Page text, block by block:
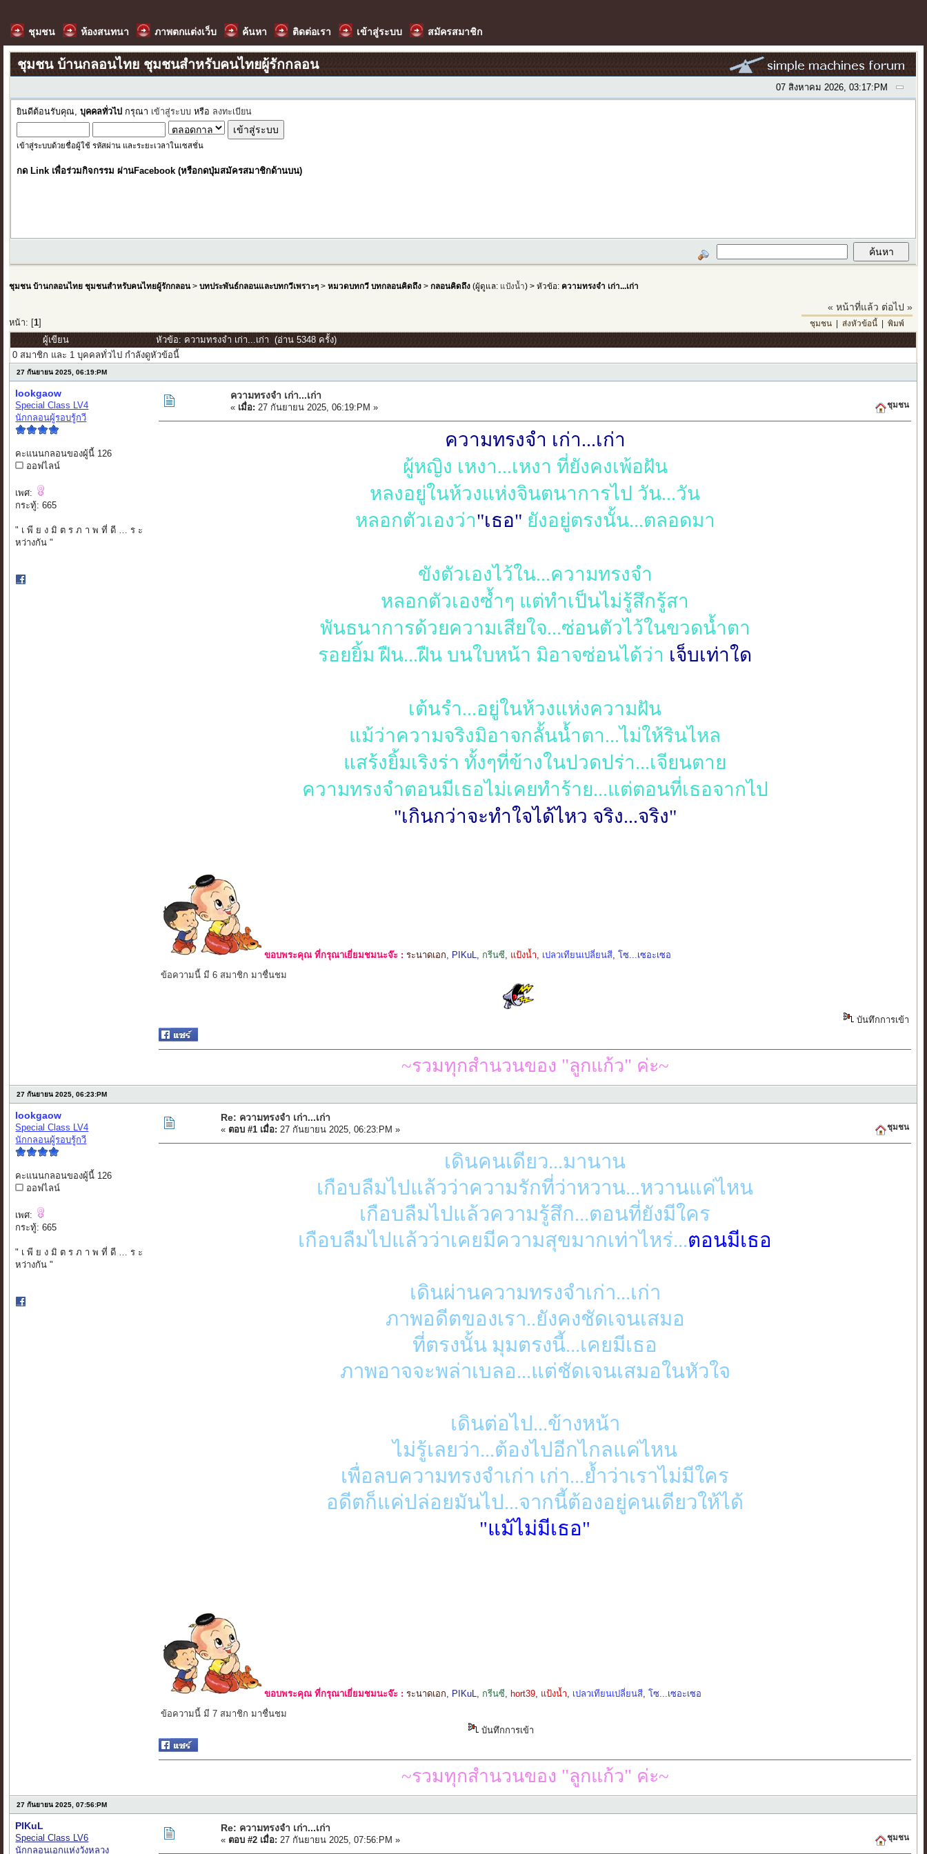
ชุมชน ห้องสนทนา ภาพตกแต่งเว็บ ค้นหา ติดต่อเรา เข้าสู่ระบบ สมัครสมาชิก
ชุมชน บ้านกลอนไทย ชุมชนสำหรับคนไทยผู้รักกลอน
07 สิงหาคม 2026, 03:17:PM
ยินดีต้อนรับคุณ,บุคคลทั่วไป กรุณา เข้าสู่ระบบ หรือ ลงทะเบียน
เข้าสู่ระบบด้วยชื่อผู้ใช้ รหัสผ่าน และระยะเวลาในเซสชั่น
กด Link เพื่อร่วมกิจกรรม ผ่านFacebook (หรือกดปุ่มสมัครสมาชิกด้านบน)
ชุมชน บ้านกลอนไทย ชุมชนสำหรับคนไทยผู้รักกลอน >บทประพันธ์กลอนและบทกวีเพราะๆ >หมวดบทกวี บทกลอนคิดถึง >กลอนคิดถึง (ผู้ดูแล: แป้งน้ำ) > หัวข้อ: ความทรงจำ เก่า...เก่า
หน้า: [1
« หน้าที่แล้ว ต่อไป »
ชุมชน| ส่งหัวข้อนี้| พิมพ์
ผู้เขียน
หัวข้อ: ความทรงจำ เก่า...เก่า (อ่าน 5348 ครั้ง)
0 สมาชิก และ 1 บุคคลทั่วไป กำลังดูหัวข้อนี้
27 กันยายน 2025, 06:19:PM
lookgaow
Special Class LV4
นักกลอนผู้รอบรู้กวี
คะแนนกลอนของผู้นี้ 126
ออฟไลน์
เพศ:
กระทู้: 665
" เ พี ย ง มิ ต ร ภ า พ ที่ ดี … ร ะ
หว่างกัน "
ความทรงจำ เก่า...เก่า
« เมื่อ: 27 กันยายน 2025, 06:19:PM » ชุมชน
ความทรงจำ เก่า...เก่า
ผู้หญิง เหงา...เหงา ที่ยังคงเพ้อฝัน
หลงอยู่ในห้วงแห่งจินตนาการไป วัน...วัน
หลอกตัวเองว่า"เธอ" ยังอยู่ตรงนั้น...ตลอดมา
ขังตัวเองไว้ใน...ความทรงจำ
หลอกตัวเองซ้ำๆ แต่ทำเป็นไม่รู้สึกรู้สา
พันธนาการด้วยความเสียใจ...ซ่อนตัวไว้ในขวดน้ำตา
รอยยิ้ม ฝืน...ฝืน บนใบหน้า มิอาจซ่อนได้ว่า เจ็บเท่าใด
เต้นรำ...อยู่ในห้วงแห่งความฝัน
แม้ว่าความจริงมิอาจกลั้นน้ำตา...ไม่ให้รินไหล
แสร้งยิ้มเริงร่า ทั้งๆที่ข้างในปวดปร่า...เจียนตาย
ความทรงจำตอนมีเธอไม่เคยทำร้าย...แต่ตอนที่เธอจากไป
"เกินกว่าจะทำใจได้ไหว จริง...จริง"
ขอบพระคุณ ที่กรุณาเยี่ยมชมนะจ๊ะ : ระนาดเอก, PIKuL, กรีนซี, แป้งน้ำ, เปลวเทียนเปลี่ยนสี,โซ...เซอะเซอ
ข้อความนี้ มี 6 สมาชิก มาชื่นชม
บันทึกการเข้า
~รวมทุกสำนวนของ "ลูกแก้ว" ค่ะ~
27 กันยายน 2025, 06:23:PM
lookgaow
Special Class LV4
นักกลอนผู้รอบรู้กวี
คะแนนกลอนของผู้นี้ 126
ออฟไลน์
เพศ:
กระทู้: 665
" เ พี ย ง มิ ต ร ภ า พ ที่ ดี … ร ะ
หว่างกัน "
Re: ความทรงจำ เก่า...เก่า
« ตอบ #1 เมื่อ: 27 กันยายน 2025, 06:23:PM » ชุมชน
เดินคนเดียว...มานาน
เกือบลืมไปแล้วว่าความรักที่ว่าหวาน...หวานแค่ไหน
เกือบลืมไปแล้วความรู้สึก...ตอนที่ยังมีใคร
เกือบลืมไปแล้วว่าเคยมีความสุขมากเท่าไหร่...ตอนมีเธอ
เดินผ่านความทรงจำเก่า...เก่า
ภาพอดีตของเรา..ยังคงชัดเจนเสมอ
ที่ตรงนั้น มุมตรงนี้...เคยมีเธอ
ภาพอาจจะพล่าเบลอ...แต่ชัดเจนเสมอในหัวใจ
เดินต่อไป...ข้างหน้า
ไม่รู้เลยว่า...ต้องไปอีกไกลแค่ไหน
เพื่อลบความทรงจำเก่า เก่า...ย้ำว่าเราไม่มีใคร
อดีตก็แค่ปล่อยมันไป...จากนี้ต้องอยู่คนเดียวให้ได้
"แม้ไม่มีเธอ"
ขอบพระคุณ ที่กรุณาเยี่ยมชมนะจ๊ะ : ระนาดเอก, PIKuL, กรีนซี, hort39, แป้งน้ำ, เปลวเทียนเปลี่ยนสี,โซ...เซอะเซอ
ข้อความนี้ มี 7 สมาชิก มาชื่นชม
บันทึกการเข้า
~รวมทุกสำนวนของ "ลูกแก้ว" ค่ะ~
27 กันยายน 2025, 07:56:PM
PIKuL
Special Class LV6
นักกลอนเอกแห่งวังหลวง
Re: ความทรงจำ เก่า...เก่า
« ตอบ #2 เมื่อ: 27 กันยายน 2025, 07:56:PM » ชุมชน